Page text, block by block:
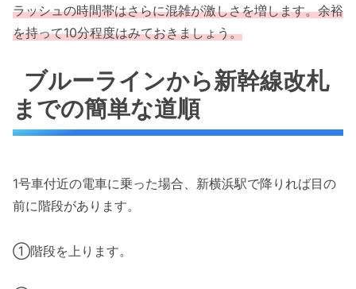
ラッシュの時間帯はさらに混雑が激しさを増します。余裕
を持って10分程度はみておきましょう。
ブルーラインから新幹線改札
までの簡単な道順
1号車付近の電車に乗った場合、新横浜駅で降りれば目の
前に階段があります。
①階段を上ります。